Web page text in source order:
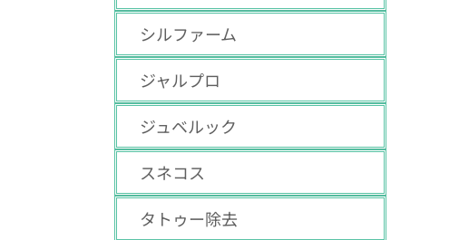
シルファーム
ジャルプロ
ジュベルック
スネコス
タトゥー除去